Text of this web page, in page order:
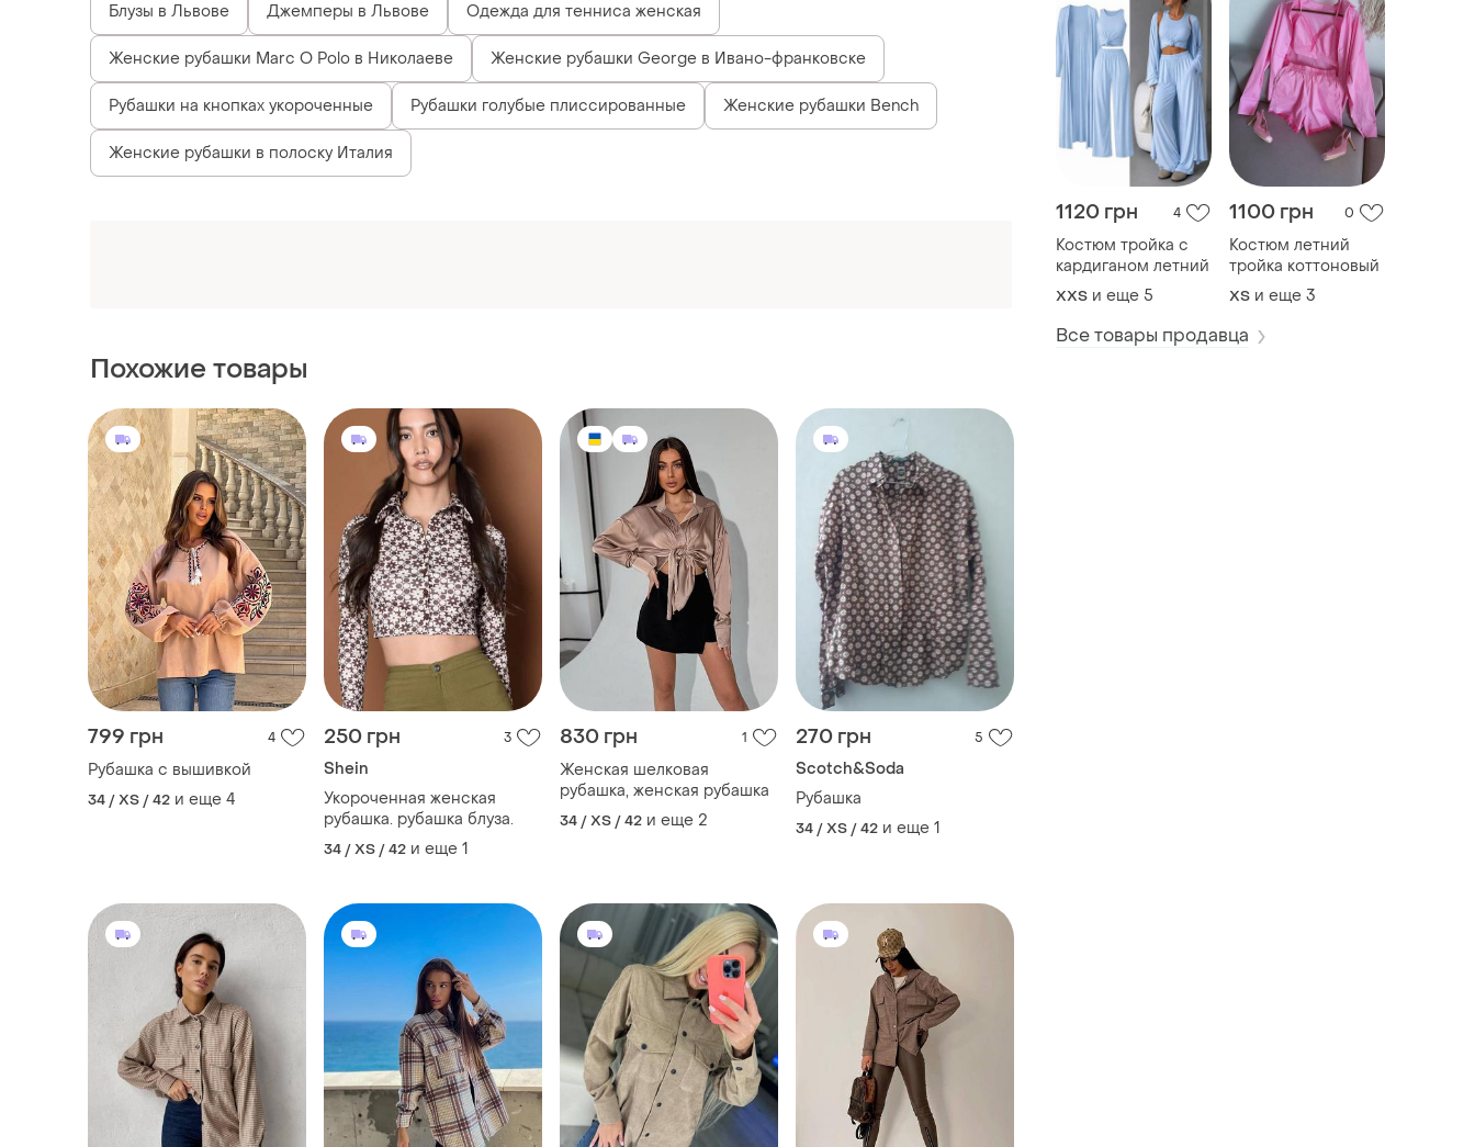
1120 грн 4
Костюм тройка с
кардиганом летний
XХS и еще 5
1100 грн 0
Костюм летний
тройка коттоновый
ХS и еще 3
Все товары продавца
Блузы в Львове Джемперы в Львове Одежда для тенниса женская
Женские рубашки Marc O Polo в Николаеве Женские рубашки George в Ивано-франковске
Рубашки на кнопках укороченные Рубашки голубые плиссированные Женские рубашки Bench
Женские рубашки в полоску Италия
Похожие товары
799 грн 4
Рубашка с вышивкой
34 / XS / 42 и еще 4
250 грн 3
Shein
Укороченная женская
рубашка. рубашка блуза.
34 / XS / 42 и еще 1
830 грн 1
Женская шелковая
рубашка, женская рубашка
34 / XS / 42 и еще 2
270 грн 5
Scotch&Soda
Рубашка
34 / XS / 42 и еще 1